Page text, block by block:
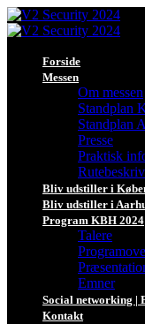
Forside
Messen
Om messen
Standplan
Standplan
Presse
Praktisk
Bliv udstiller i
Bliv udstiller i
Program KBH 2024
Talere
Emner
Social networking |
Kontakt